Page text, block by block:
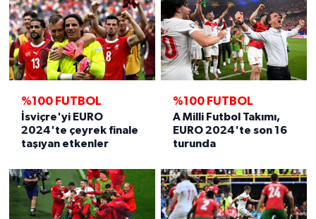
%100 FUTBOL
İsviçre'yi EURO
2024'te çeyrek finale
taşıyan etkenler
%100 FUTBOL
A Milli Futbol Takımı,
EURO 2024'te son 16
turunda